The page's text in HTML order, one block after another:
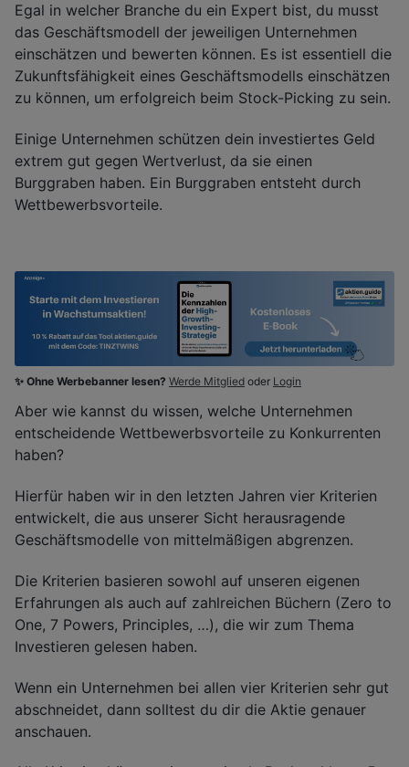
Egal in welcher Branche du ein Expert bist, du musst
das Geschäftsmodell der jeweiligen Unternehmen
einschätzen und bewerten können. Es ist essentiell die
Zukunftsfähigkeit eines Geschäftsmodells einschätzen
zu können, um erfolgreich beim Stock-Picking zu sein.
Einige Unternehmen schützen dein investiertes Geld
extrem gut gegen Wertverlust, da sie einen
Burggraben haben. Ein Burggraben entsteht durch
Wettbewerbsvorteile.
✨ Ohne Werbebanner lesen? Werde Mitglied oder Login
Aber wie kannst du wissen, welche Unternehmen
entscheidende Wettbewerbsvorteile zu Konkurrenten
haben?
Hierfür haben wir in den letzten Jahren vier Kriterien
entwickelt, die aus unserer Sicht herausragende
Geschäftsmodelle von mittelmäßigen abgrenzen.
Die Kriterien basieren sowohl auf unseren eigenen
Erfahrungen als auch auf zahlreichen Büchern (Zero to
One, 7 Powers, Principles, …), die wir zum Thema
Investieren gelesen haben.
Wenn ein Unternehmen bei allen vier Kriterien sehr gut
abschneidet, dann solltest du dir die Aktie genauer
anschauen.